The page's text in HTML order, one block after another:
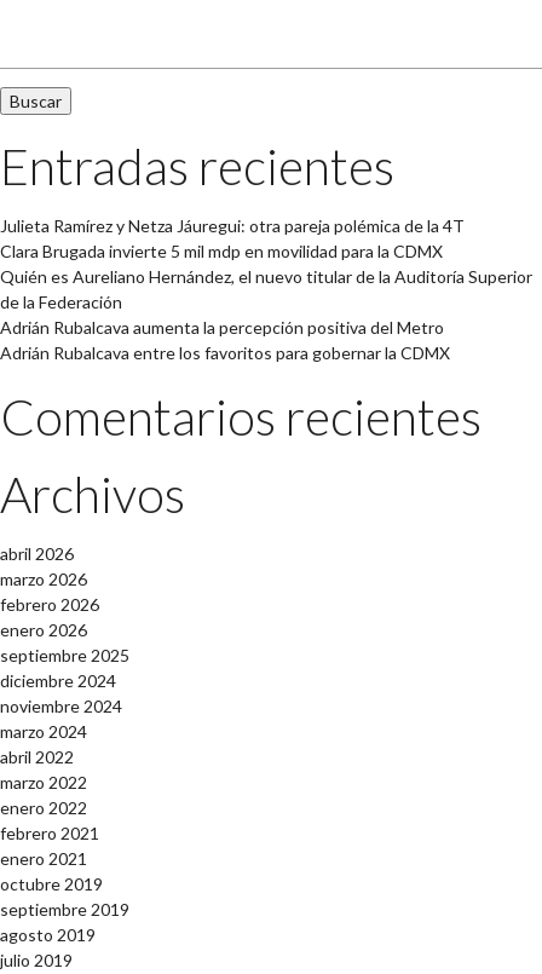
Entradas recientes
Julieta Ramírez y Netza Jáuregui: otra pareja polémica de la 4T
Clara Brugada invierte 5 mil mdp en movilidad para la CDMX
Quién es Aureliano Hernández, el nuevo titular de la Auditoría Superior
de la Federación
Adrián Rubalcava aumenta la percepción positiva del Metro
Adrián Rubalcava entre los favoritos para gobernar la CDMX
Comentarios recientes
Archivos
abril 2026
marzo 2026
febrero 2026
enero 2026
septiembre 2025
diciembre 2024
noviembre 2024
marzo 2024
abril 2022
marzo 2022
enero 2022
febrero 2021
enero 2021
octubre 2019
septiembre 2019
agosto 2019
julio 2019